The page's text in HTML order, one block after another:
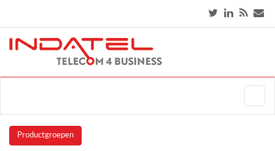
Productgroepen